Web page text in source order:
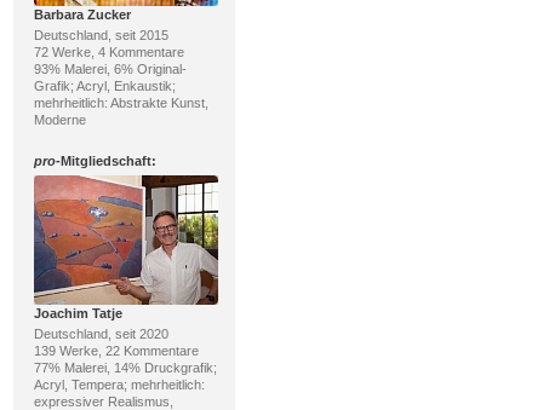
Barbara Zucker
Deutschland, seit 2015
72 Werke, 4 Kommentare
93% Malerei, 6% Original-
Grafik; Acryl, Enkaustik;
mehrheitlich: Abstrakte Kunst,
Moderne
pro-Mitgliedschaft:
Joachim Tatje
Deutschland, seit 2020
139 Werke, 22 Kommentare
77% Malerei, 14% Druckgrafik;
Acryl, Tempera; mehrheitlich:
expressiver Realismus,